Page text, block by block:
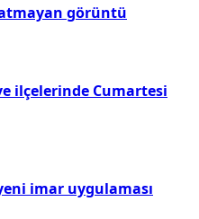
görüntü
ilçelerinde Cumartesi
imar uygulaması